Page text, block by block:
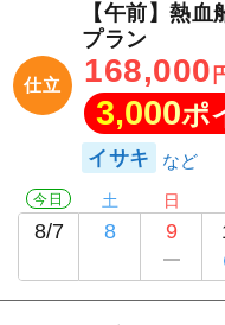
仕立
【午前】熱
プラン
168,000
3,000ポ
イサキ
今日
8/7
土
8
日
9